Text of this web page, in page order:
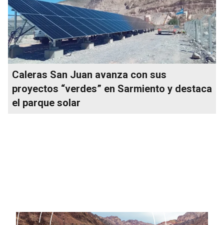
Caleras San Juan avanza con sus
proyectos “verdes” en Sarmiento y destaca
el parque solar